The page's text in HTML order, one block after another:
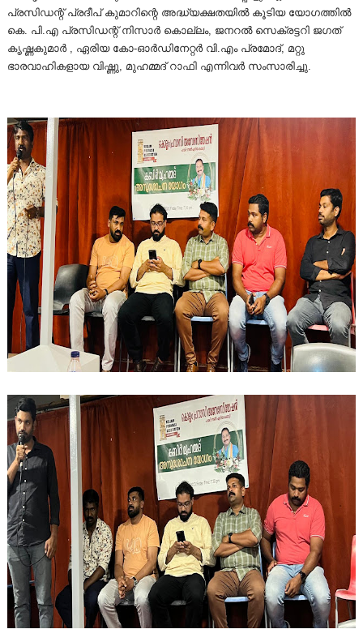
പ്രസിഡന്റ് പ്രദീപ് കുമാറിന്റെ അദ്ധ്യക്ഷതയിൽ കൂടിയ യോഗത്തിൽ
കെ. പി.എ പ്രസിഡന്റ് നിസാർ കൊല്ലം, ജനറൽ സെക്രട്ടറി ജഗത്
കൃഷ്ണകുമാർ , ഏരിയ കോ-ഓർഡിനേറ്റർ വി.എം പ്രമോദ്, മറ്റു
ഭാരവാഹികളായ വിഷ്ണു, മുഹമ്മദ് റാഫി എന്നിവർ സംസാരിച്ചു.